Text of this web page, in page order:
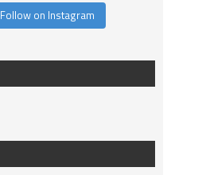
Follow on Instagram